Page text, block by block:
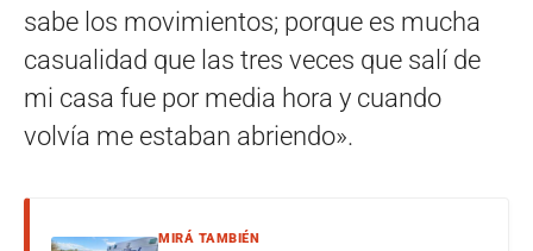
sabe los movimientos; porque es mucha
casualidad que las tres veces que salí de
mi casa fue por media hora y cuando
volvía me estaban abriendo».
MIRÁ TAMBIÉN